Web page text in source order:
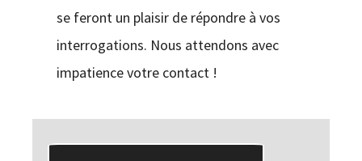
se feront un plaisir de répondre à vos
interrogations. Nous attendons avec
impatience votre contact !